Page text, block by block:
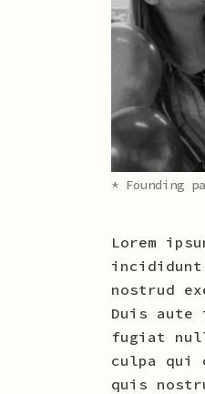
* Founding
Lorem
incididunt
nostrud
Duis
fugiat
culpa qui
quis